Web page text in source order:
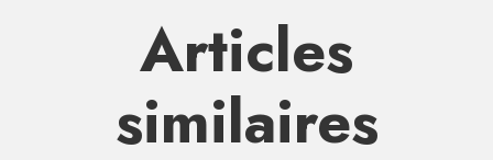
Articles
similaires